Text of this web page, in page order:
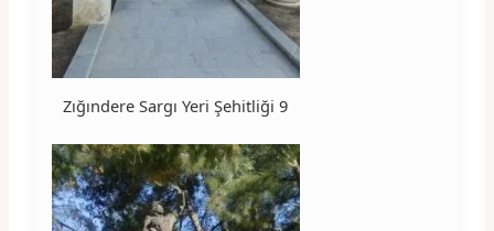
Zığındere Sargı Yeri Şehitliği 9